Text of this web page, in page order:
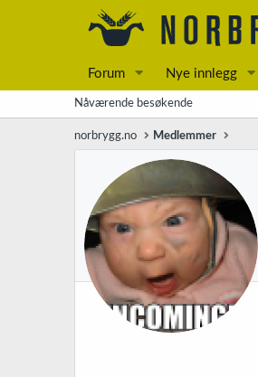
Forum Nye innlegg
Nåværende besøkende
norbrygg.no Medlemmer